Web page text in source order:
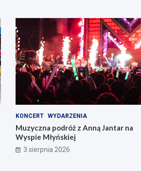
KONCERT WYDARZENIA
Muzyczna podróż z Anną Jantar na
Wyspie Młyńskiej
3 sierpnia 2026